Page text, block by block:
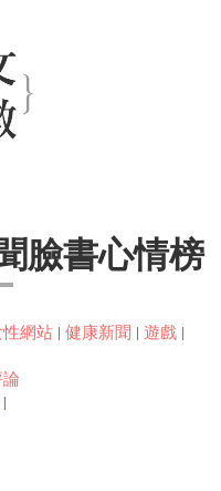
臉書心情榜
網站 | 健康新聞 | 遊戲 |
|